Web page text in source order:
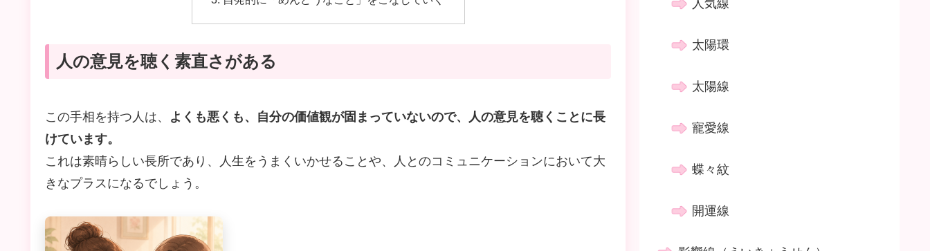
人の意見を聴く素直さがある
この手相を持つ人は、 よくも悪くも、自分の価値観が固まっていないので、人の意見を聴くことに長
けています。
これは素晴らしい長所であり、人生をうまくいかせることや、人とのコミュニケーションにおいて大
きなプラスになるでしょう。
人気線
太陽環
太陽線
寵愛線
蝶々紋
開運線